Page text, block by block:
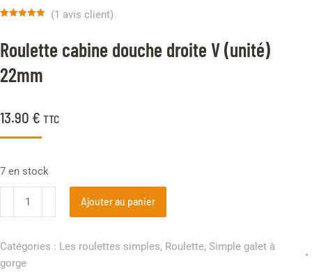
Roulette cabine douche droite V (unité)
22mm
13.90 € TTC
sur
notation
client
(1 avis client)
7 en stock
Ajouter au panier
Catégories : Les roulettes simples, Roulette, Simple galet à
gorge